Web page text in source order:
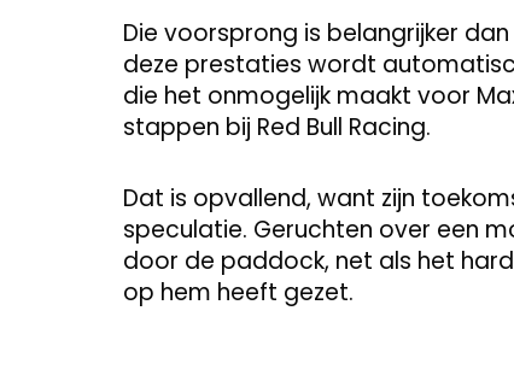
Die voorsprong is belangrijker
deze prestaties wordt
die het onmogelijk maakt voor
stappen bij Red Bull Racing.
Dat is opvallend, want zijn
speculatie. Geruchten over een
door de paddock, net als het
op hem heeft gezet.